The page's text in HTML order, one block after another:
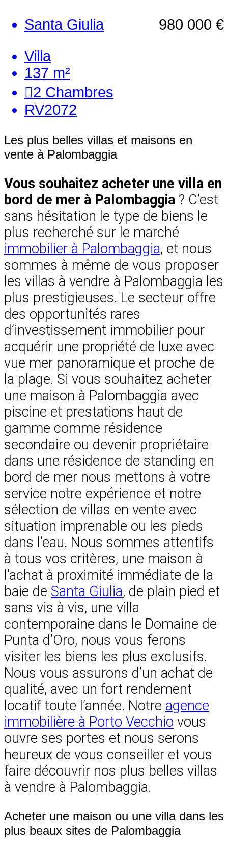
980 000 €
Santa Giulia
Villa
137 m²
2 Chambres
RV2072
Les plus belles villas et maisons en
vente à Palombaggia
Vous souhaitez acheter une villa en
bord de mer à Palombaggia ? C’est
sans hésitation le type de biens le
plus recherché sur le marché
immobilier à Palombaggia, et nous
sommes à même de vous proposer
les villas à vendre à Palombaggia les
plus prestigieuses. Le secteur offre
des opportunités rares
d’investissement immobilier pour
acquérir une propriété de luxe avec
vue mer panoramique et proche de
la plage. Si vous souhaitez acheter
une maison à Palombaggia avec
piscine et prestations haut de
gamme comme résidence
secondaire ou devenir propriétaire
dans une résidence de standing en
bord de mer nous mettons à votre
service notre expérience et notre
sélection de villas en vente avec
situation imprenable ou les pieds
dans l’eau. Nous sommes attentifs
à tous vos critères, une maison à
l’achat à proximité immédiate de la
baie de Santa Giulia, de plain pied et
sans vis à vis, une villa
contemporaine dans le Domaine de
Punta d’Oro, nous vous ferons
visiter les biens les plus exclusifs.
Nous vous assurons d’un achat de
qualité, avec un fort rendement
locatif toute l’année. Notre agence
immobilière à Porto Vecchio vous
ouvre ses portes et nous serons
heureux de vous conseiller et vous
faire découvrir nos plus belles villas
à vendre à Palombaggia.
Acheter une maison ou une villa dans les
plus beaux sites de Palombaggia